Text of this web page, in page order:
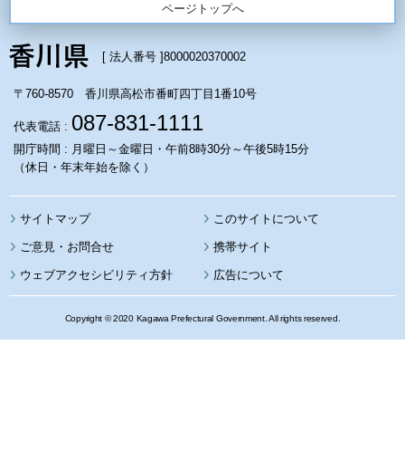
ページトップへ
[ 法人番号 ]8000020370002
〒760-8570 香川県高松市番町四丁目1番10号
代表電話 : 087-831-1111
開庁時間 : 月曜日～金曜日・午前8時30分～午後5時15分
（休日・年末年始を除く）
サイトマップ このサイトについて
携帯サイト
ウェブアクセシビリティ方針 広告について
Copyright © 2020 Kagawa Prefectural Government. All rights reserved.